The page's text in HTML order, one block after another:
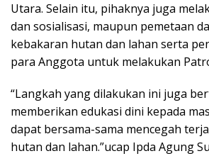
Utara. Selain itu, pihaknya juga
dan sosialisasi, maupun pemetaan
kebakaran hutan dan lahan serta
para Anggota untuk melakukan
“Langkah yang dilakukan ini juga
memberikan edukasi dini kepada
dapat bersama-sama mencegah
hutan dan lahan.”ucap Ipda Agung